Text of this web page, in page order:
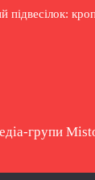
підвесілок:
групи